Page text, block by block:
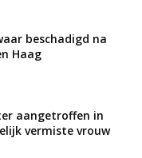
beschadigd na
Haag
aangetroffen in
vermiste vrouw